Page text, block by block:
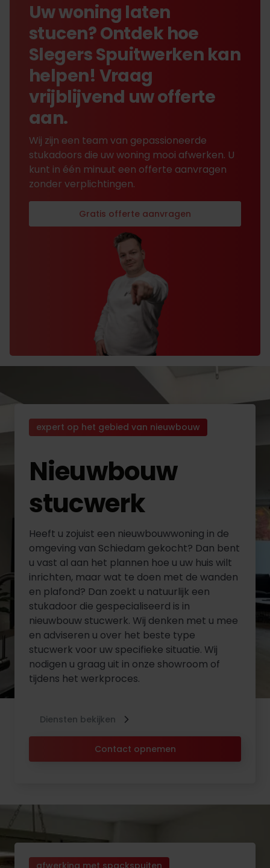
Uw woning laten
stucen? Ontdek hoe
Slegers Spuitwerken kan
helpen! Vraag
vrijblijvend uw offerte
aan.
Wij zijn een team van gepassioneerde
stukadoors die uw woning mooi afwerken. U
kunt in één minuut een offerte aanvragen
zonder verplichtingen.
Gratis offerte aanvragen
expert op het gebied van nieuwbouw
Nieuwbouw
stucwerk
Heeft u zojuist een nieuwbouwwoning in de
omgeving van Schiedam gekocht? Dan bent
u vast al aan het plannen hoe u uw huis wilt
inrichten, maar wat te doen met de wanden
en plafond? Dan zoekt u natuurlijk een
stukadoor die gespecialiseerd is in
nieuwbouw stucwerk. Wij denken met u mee
en adviseren u over het beste type
stucwerk voor uw specifieke situatie. Wij
nodigen u graag uit in onze showroom of
tijdens het werkproces.
Contact opnemen
Diensten bekijken
afwerking met spackspuiten